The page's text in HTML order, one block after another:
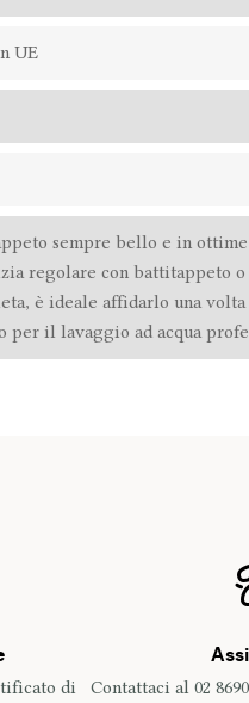
UE
sempre bello e in
regolare con battitappeto
è ideale affidarlo una volta
per il lavaggio ad acqua
di
Contattaci al 02